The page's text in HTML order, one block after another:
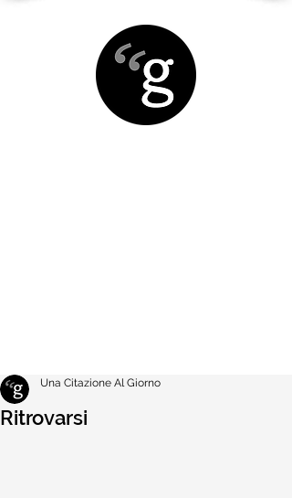
Ritrovarsi
Una Citazione Al Giorno